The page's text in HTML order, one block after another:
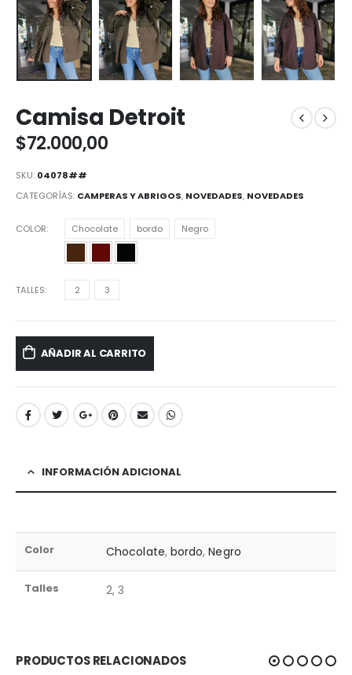
Camisa Detroit
$72.000,00
SKU: 04078##
CATEGORÍAS: CAMPERAS Y ABRIGOS, NOVEDADES, NOVEDADES
COLOR Chocolate bordo Negro
TALLES 2 3
AÑADIR AL CARRITO
INFORMACIÓN ADICIONAL
Color Chocolate, bordo,Negro
Talles 2, 3
PRODUCTOS RELACIONADOS